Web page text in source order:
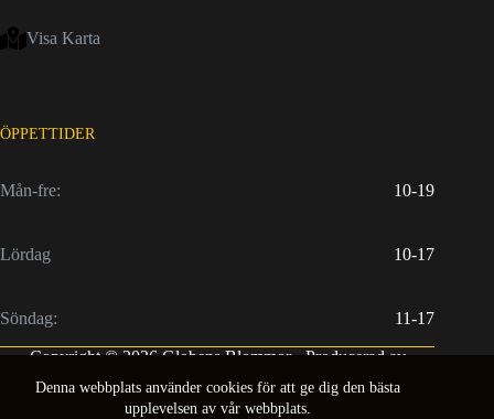
Denna webbplats använder cookies för att ge dig den bästa
upplevelsen av vår webbplats.
Visa Karta
ÖPPETTIDER
Mån-fre: 10-19
Lördag 10-17
Söndag: 11-17
Copyright © 2026 Globens Blommor - Producerad av